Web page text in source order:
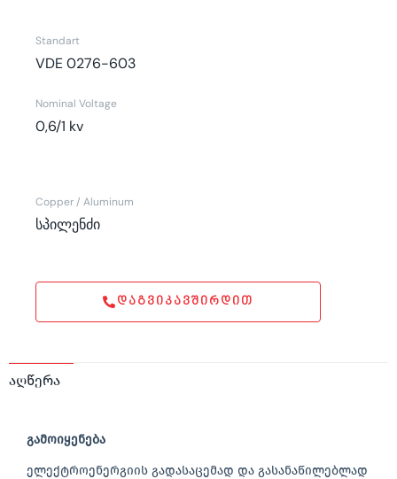
Standart
VDE 0276-603
Nominal Voltage
0,6/1 kv
Copper / Aluminum
სპილენძი
ᲓᲐᲒᲕᲘᲙᲐᲕᲨᲘᲠᲓᲘᲗ
აღწერა
გამოიყენება
ელექტროენერგიის გადასაცემად და გასანაწილებლად